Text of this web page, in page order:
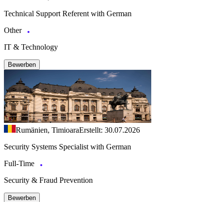
Technical Support Referent with German
Other
IT & Technology
Bewerben
Rumänien, TimioaraErstellt: 30.07.2026
Security Systems Specialist with German
Full-Time
Security & Fraud Prevention
Bewerben